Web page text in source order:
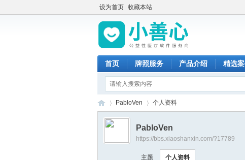
设为首页 收藏本站
首页 牌照服务 产品介绍 精选
›
PabloVen 个人资料
PabloVen
https://bbs.xiaoshanxin.com/?17789
主题 个人资料